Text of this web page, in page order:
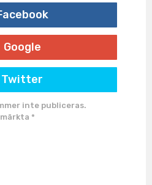
Google
Twitter
inte publiceras.
*